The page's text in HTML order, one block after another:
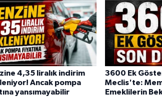
4,35 liralık indirim
Ancak pompa
yansımayabilir
3600 Ek
Meclis'te:
Emeklilerin